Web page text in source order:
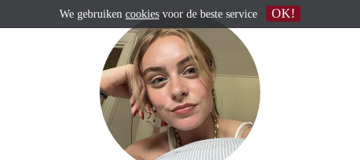
We gebruiken cookies voor de beste service OK!